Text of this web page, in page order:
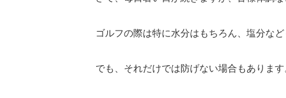
ゴルフの際は特に水分はもちろん、塩分な
でも、それだけでは防げない場合もあります